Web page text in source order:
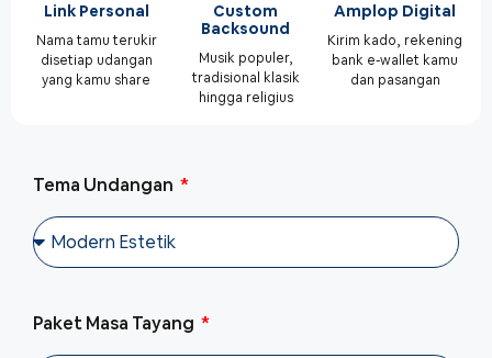
Link Personal
Nama tamu terukir
disetiap udangan
yang kamu share
Custom
Backsound
Musik populer,
tradisional klasik
hingga religius
Amplop Digital
Kirim kado, rekening
bank e-wallet kamu
dan pasangan
Tema Undangan
Paket Masa Tayang